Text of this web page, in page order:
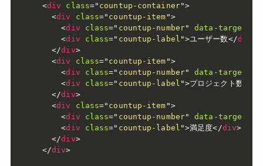
<div class=" countup-container">
<div class=" countup-item ">
<div class=" countup-number" data-target
<div class=" countup-label ">ユーザー数</div
</div>
<div class=" countup-item ">
<div class=" countup-number" data-target
<div class=" countup-label ">プロジェクト数
</div>
<div class=" countup-item ">
<div class=" countup-number" data-target
<div class=" countup-label ">満足度</div>
</div>
</div>